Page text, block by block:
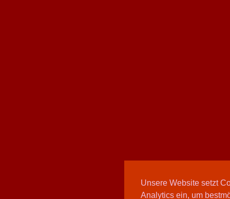
Unsere Website setzt
Analytics ein, um